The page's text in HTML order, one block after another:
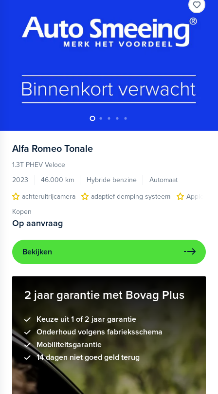
Alfa Romeo Tonale
1.3T PHEV Veloce
2023
46.000 km Hybride benzine
Automaat
achteruitrijcamera
adaptief demping systeem
Apple
Kopen
Op aanvraag
Bekijken
2 jaar garantie met Bovag Plus
Keuze uit 1 of 2 jaar garantie
Onderhoud volgens fabrieksschema
Mobiliteitsgarantie
14 dagen niet goed geld terug